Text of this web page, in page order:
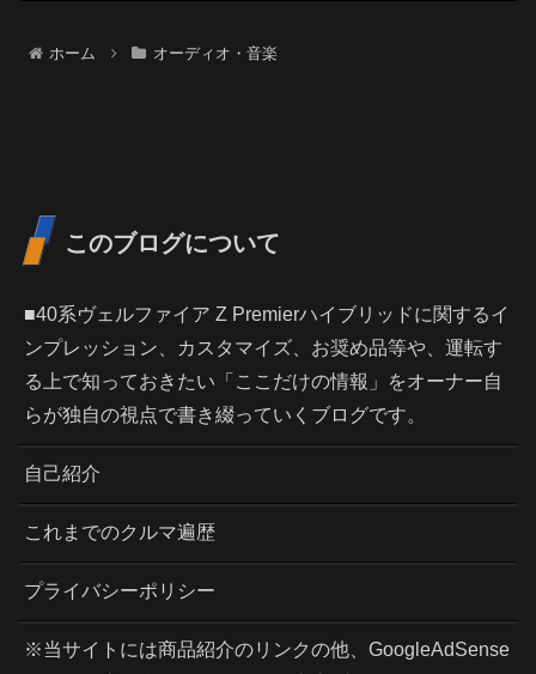
ホーム オーディオ・音楽
このブログについて
■40系ヴェルファイア Z Premierハイブリッドに関するイ
ンプレッション、カスタマイズ、お奨め品等や、運転す
る上で知っておきたい「ここだけの情報」をオーナー自
らが独自の視点で書き綴っていくブログです。
自己紹介
これまでのクルマ遍歴
プライバシーポリシー
※当サイトには商品紹介のリンクの他、GoogleAdSense